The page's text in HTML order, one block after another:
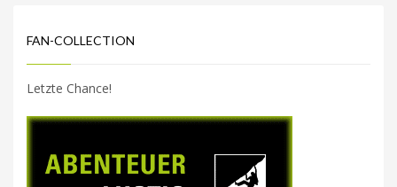
FAN-COLLECTION
Letzte Chance!